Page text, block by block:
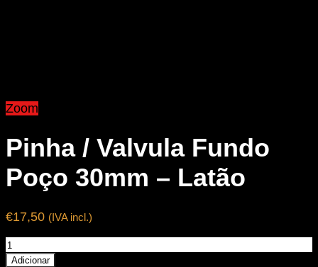
Zoom
Pinha / Valvula Fundo
Poço 30mm – Latão
€17,50 (IVA incl.)
Quantidade
de
Adicionar